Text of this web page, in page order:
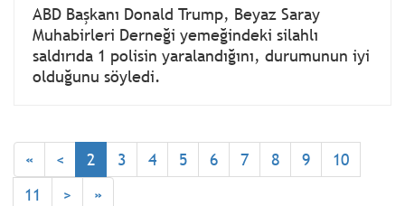
ABD Başkanı Donald Trump, Beyaz Saray
Muhabirleri Derneği yemeğindeki silahlı
saldırıda 1 polisin yaralandığını, durumunun iyi
olduğunu söyledi.
« < 2 3 4 5 6 7 8 9
10
11
> »